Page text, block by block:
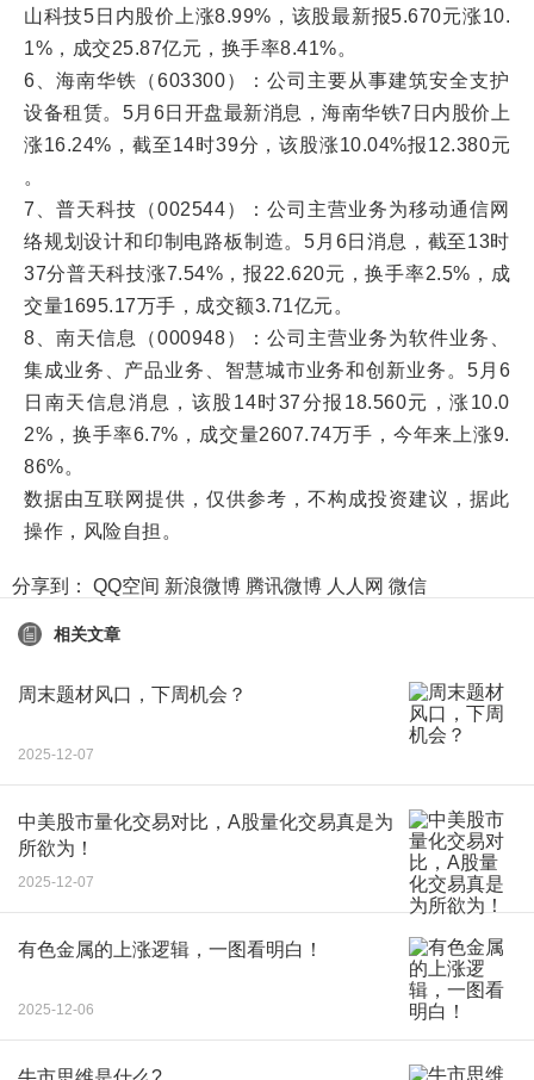
山科技5日内股价上涨8.99%，该股最新报5.670元涨10.
1%，成交25.87亿元，换手率8.41%。
6、海南华铁（603300）：公司主要从事建筑安全支护
设备租赁。5月6日开盘最新消息，海南华铁7日内股价上
涨16.24%，截至14时39分，该股涨10.04%报12.380元
。
7、普天科技（002544）：公司主营业务为移动通信网
络规划设计和印制电路板制造。5月6日消息，截至13时
37分普天科技涨7.54%，报22.620元，换手率2.5%，成
交量1695.17万手，成交额3.71亿元。
8、南天信息（000948）：公司主营业务为软件业务、
集成业务、产品业务、智慧城市业务和创新业务。5月6
日南天信息消息，该股14时37分报18.560元，涨10.0
2%，换手率6.7%，成交量2607.74万手，今年来上涨9.
86%。
数据由互联网提供，仅供参考，不构成投资建议，据此
操作，风险自担。
分享到： QQ空间 新浪微博 腾讯微博 人人网 微信
相关文章
周末题材风口，下周机会？
2025-12-07
中美股市量化交易对比，A股量化交易真是为
所欲为！
2025-12-07
有色金属的上涨逻辑，一图看明白！
2025-12-06